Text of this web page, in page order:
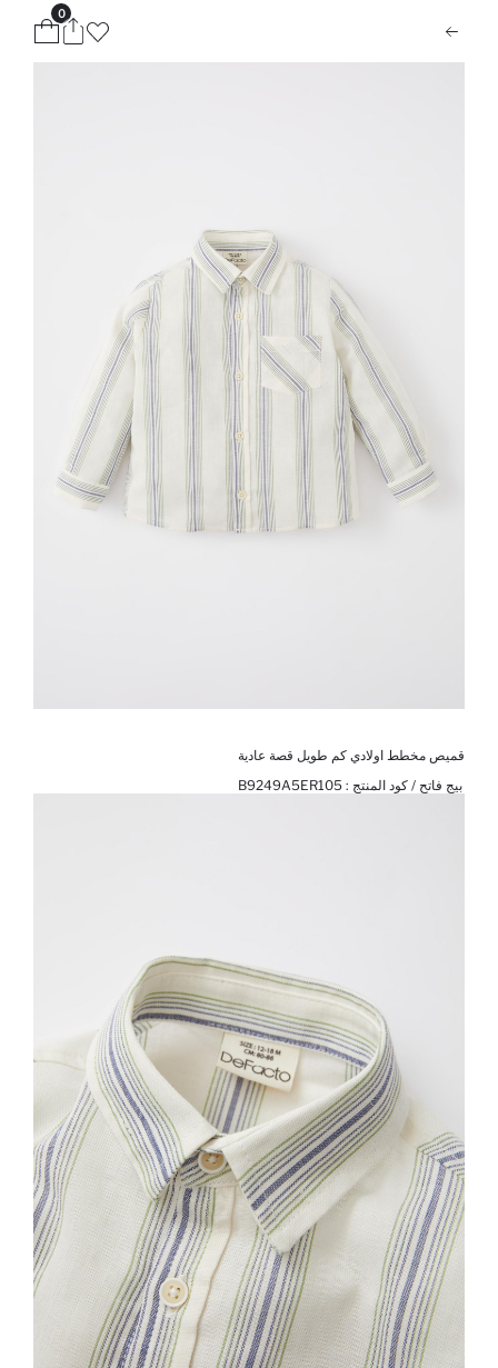
0
قميص مخطط اولادي كم طويل قصة عادية
بيج فاتح / كود المنتج : B9249A5ER105